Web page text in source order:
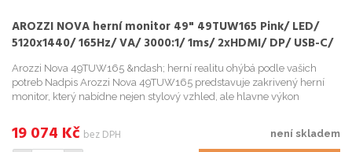
AROZZI NOVA herní monitor 49" 49TUW165 Pink/ LED/
5120x1440/ 165Hz/ VA/ 3000:1/ 1ms/ 2xHDMI/ DP/ USB-C/
růžový
Arozzi Nova 49TUW165 &ndash; herní realitu ohýbá podle vašich
potreb Nadpis Arozzi Nova 49TUW165 predstavuje zakrivený herní
monitor, který nabídne nejen stylový vzhled, ale hlavne výkon
není skladem
19 074 Kč bez DPH